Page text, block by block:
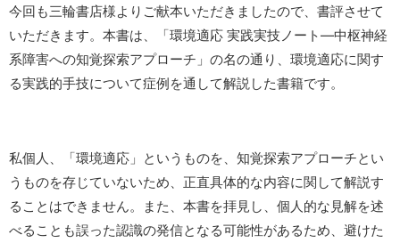
今回も三輪書店様よりご献本いただきましたので、書評させて
いただきます。本書は、「環境適応 実践実技ノート―中枢神経
系障害への知覚探索アプローチ」の名の通り、環境適応に関す
る実践的手技について症例を通して解説した書籍です。
私個人、「環境適応」というものを、知覚探索アプローチとい
うものを存じていないため、正直具体的な内容に関して解説す
ることはできません。また、本書を拝見し、個人的な見解を述
べることも誤った認識の発信となる可能性があるため、避けた